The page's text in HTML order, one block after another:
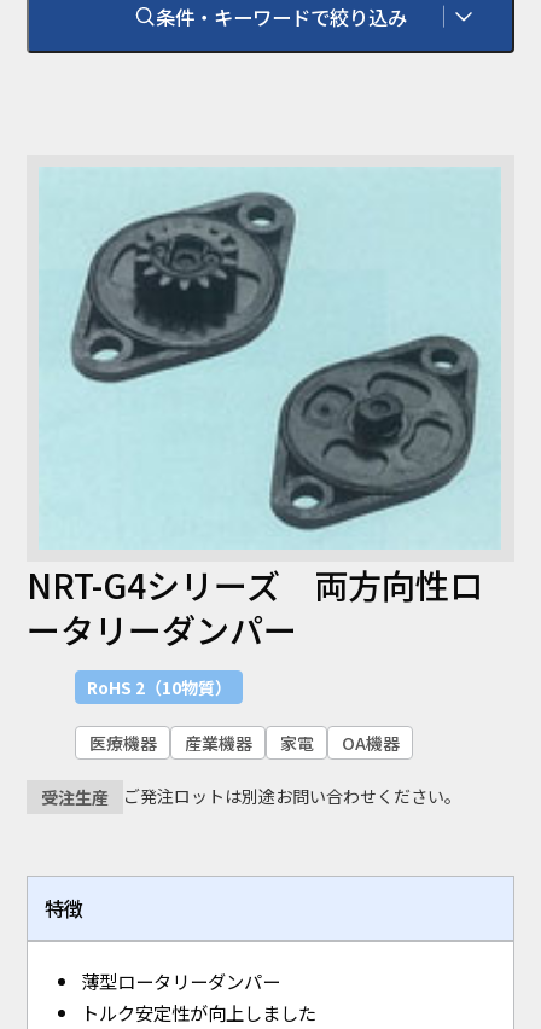
条件・キーワードで絞り込み
環境対応
RoHS
RoHS 2（10物質）
耐熱温度
100℃
難燃性
UL94V-0 UL94V-2
UL
UL-224
UL1565
業界
半導体
ライフスタイル
プリント基盤実装
産業機器
防虫・環境衛生
素材応用 (NIXAM®)
虫対策
熱対策
検索
NRT-G4シリーズ 両方向性ロ
ータリーダンパー
RoHS 2（10物質）
医療機器 産業機器 家電 OA機器
受注生産 ご発注ロットは別途お問い合わせください。
特徴
薄型ロータリーダンパー
トルク安定性が向上しました